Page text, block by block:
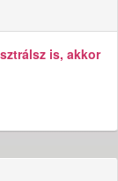
is, akkor